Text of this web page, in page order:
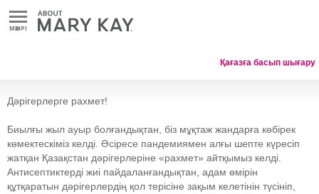
MӘЗІРІ
Қағазға басып шығару
Дәрігерлерге рахмет!
Биылғы жыл ауыр болғандықтан, біз мұқтаж жандарға көбірек
көмектескіміз келді. Әсіресе пандемиямен алғы шепте күресіп
жатқан Қазақстан дәрігерлеріне «рахмет» айтқымыз келді.
Антисептиктерді жиі пайдаланғандықтан, адам өмірін
құтқаратын дәрігерлердің қол терісіне зақым келетінін түсініп,